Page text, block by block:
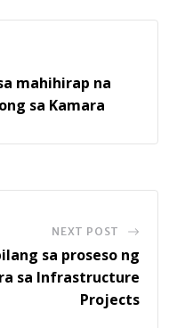
mahihirap na
sa Kamara
NEXT POST
sa proseso ng
sa Infrastructure
Projects